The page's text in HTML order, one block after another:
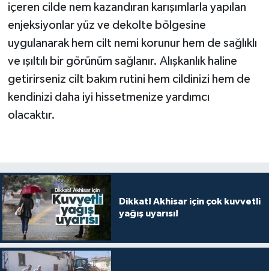
içeren cilde nem kazandıran karışımlarla yapılan
enjeksiyonlar yüz ve dekolte bölgesine
uygulanarak hem cilt nemi korunur hem de sağlıklı
ve ışıltılı bir görünüm sağlanır. Alışkanlık haline
getirirseniz cilt bakım rutini hem cildinizi hem de
kendinizi daha iyi hissetmenize yardımcı
olacaktır.
Dikkat! Akhisar için çok kuvvetli
yağış uyarısı!